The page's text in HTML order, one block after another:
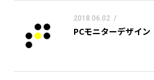
2018.06.02 /
PCモニターデザイン